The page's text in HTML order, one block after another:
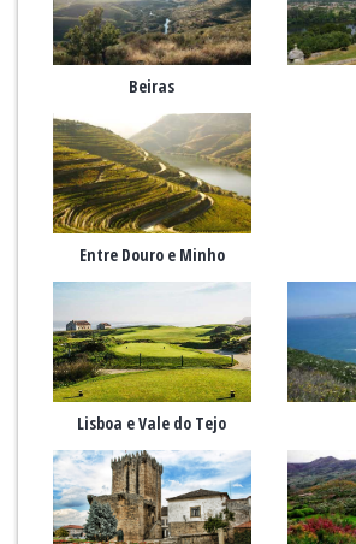
Beiras
Entre Douro e Minho
Lisboa e Vale do Tejo